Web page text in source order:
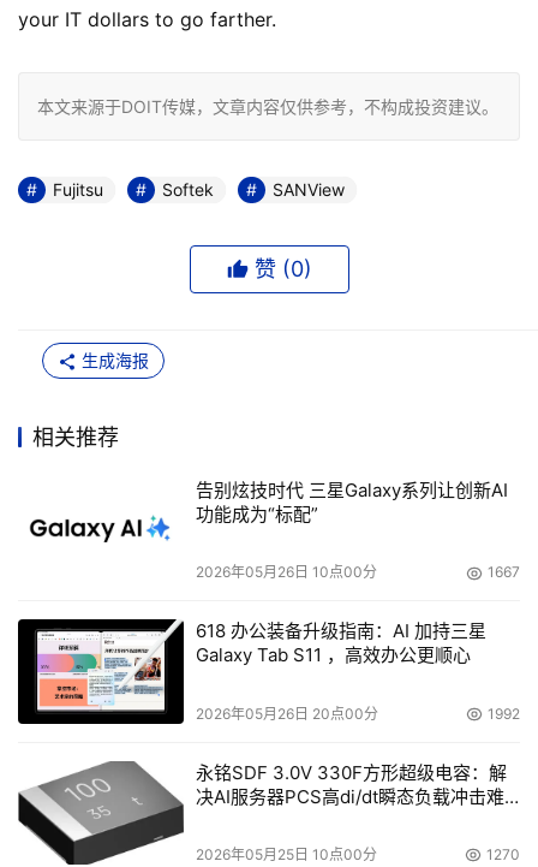
your IT dollars to go farther.
本文来源于DOIT传媒，文章内容仅供参考，不构成投资建议。
Fujitsu Softek SANView
赞 (0)
生成海报
相关推荐
告别炫技时代 三星Galaxy系列让创新AI
功能成为“标配”
2026年05月26日 10点00分 1667
618 办公装备升级指南：AI 加持三星
Galaxy Tab S11 ，高效办公更顺心
2026年05月26日 20点00分 1992
永铭SDF 3.0V 330F方形超级电容：解
决AI服务器PCS高di/dt瞬态负载冲击难
2026年05月25日 10点00分 1270